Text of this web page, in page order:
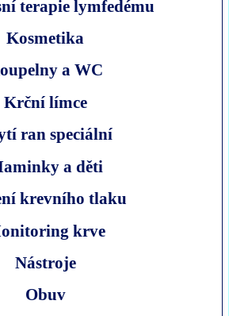
terapie lymfedému
Kosmetika
a WC
Krční límce
ran speciální
a děti
krevního tlaku
krve
Nástroje
Obuv